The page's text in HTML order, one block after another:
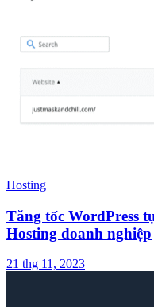
Hosting
Tăng tốc WordPress
Hosting doanh nghiệp
21 thg 11, 2023